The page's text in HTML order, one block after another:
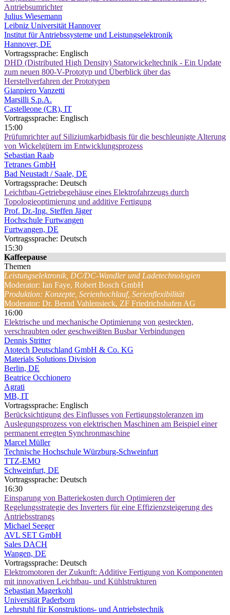
Antriebsumrichter
Julius Wiesemann
Leibniz Universität Hannover
Institut für Antriebssysteme und Leistungselektronik
Hannover, DE
Vortragssprache: Englisch
DHD (Distributed High Density) Statorwickeltechnik - Ein Update
zum neuen 800-V-Prototyp und Überblick über das
Herstellverfahren der Prototypen
Gianpiero Vanzetti
Marsilli S.p.A.
Castelleone (CR), IT
Vortragssprache: Englisch
15:00
Prüfumrichter auf Siliziumkarbidbasis für die beschleunigte Alterung
von Wickelgütern im Entwicklungsprozess
Sebastian Raab
Tetranes GmbH
Bad Neustadt / Saale, DE
Vortragssprache: Deutsch
Leichtbau-Getriebegehäuse eines Elektrofahrzeugs durch
Topologieoptimierung und additive Fertigung
Prof. Dr.-Ing. Steffen Jäger
Hochschule Furtwangen
Furtwangen, DE
Vortragssprache: Deutsch
15:30
Kaffeepause
Themen
Leistungselektronik, DC/DC-Wandler und Ladetechnologien
Moderator: Ian Faye, Robert Bosch GmbH
Produktion: Konzepte, Serienhochlauf, Serienflexibilität
Moderator: Dr. Bernd Vahlensieck, ZF Friedrichshafen AG
16:00
Elektrische und mechanische Optimierung von gesteckten,
verschraubten oder geschweißten Busbar Verbindungen
Dennis Stritter
Atotech Deutschland GmbH & Co. KG
Materials Solutions Division
Berlin, DE
Beatrice Occhionero
Agrati
MB, IT
Vortragssprache: Englisch
Berücksichtigung des Einflusses von Fertigungstoleranzen im
Auslegungsprozess von elektrischen Maschinen am Beispiel einer
permanent erregten Synchronmaschine
Marcel Müller
Technische Hochschule Würzburg-Schweinfurt
TTZ-EMO
Schweinfurt, DE
Vortragssprache: Deutsch
16:30
Einsparung von Batteriekosten durch Optimieren der
Regelungsstrategie des Inverters für eine Effizienzsteigerung des
Antriebsstrangs
Michael Seeger
AVL SET GmbH
Sales DACH
Wangen, DE
Vortragssprache: Deutsch
Elektromotoren der Zukunft: Additive Fertigung von Komponenten
mit innovativen Leichtbau- und Kühlstrukturen
Sebastian Magerkohl
Universität Paderborn
Lehrstuhl für Konstruktions- und Antriebstechnik